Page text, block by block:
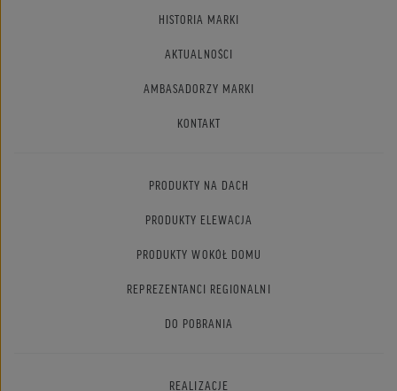
HISTORIA MARKI
AKTUALNOŚCI
AMBASADORZY MARKI
KONTAKT
PRODUKTY NA DACH
PRODUKTY ELEWACJA
PRODUKTY WOKÓŁ DOMU
REPREZENTANCI REGIONALNI
DO POBRANIA
REALIZACJE